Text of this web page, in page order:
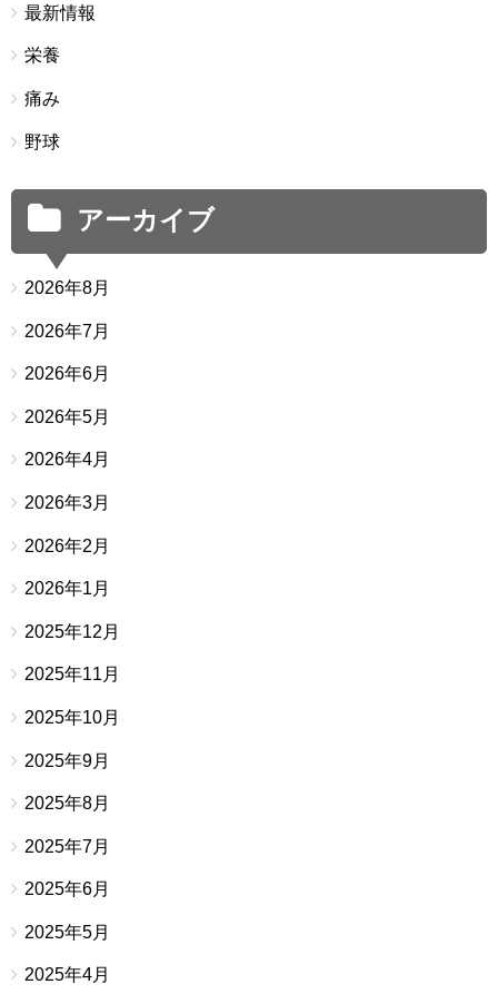
最新情報
栄養
痛み
野球
アーカイブ
2026年8月
2026年7月
2026年6月
2026年5月
2026年4月
2026年3月
2026年2月
2026年1月
2025年12月
2025年11月
2025年10月
2025年9月
2025年8月
2025年7月
2025年6月
2025年5月
2025年4月